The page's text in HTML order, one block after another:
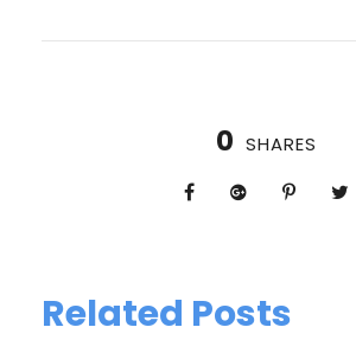
0 SHARES
Related Posts